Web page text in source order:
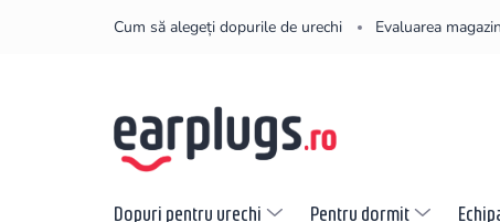
Cum să alegeți dopurile de urechi Evaluarea
Dopuri pentru urechi Pentru dormit